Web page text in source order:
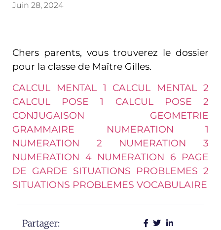
Juin 28, 2024
Chers parents, vous trouverez le dossier
pour la classe de Maître Gilles.
CALCUL MENTAL 1
CALCUL MENTAL 2
CALCUL POSE 1
CALCUL POSE 2
CONJUGAISON
GEOMETRIE
GRAMMAIRE
NUMERATION 1
NUMERATION 2
NUMERATION 3
NUMERATION 4 NUMERATION 6
PAGE
DE GARDE SITUATIONS PROBLEMES 2
SITUATIONS PROBLEMES VOCABULAIRE
Partager: